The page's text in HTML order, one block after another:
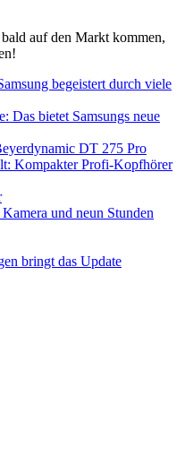
auf den Markt kommen,
Das bietet Samsungs neue
Kompakter Profi-Kopfhörer
und neun Stunden
bringt das Update